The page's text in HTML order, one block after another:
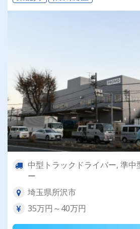
中型トラックドライバー, 準
ー
埼玉県所沢市
35万円～40万円